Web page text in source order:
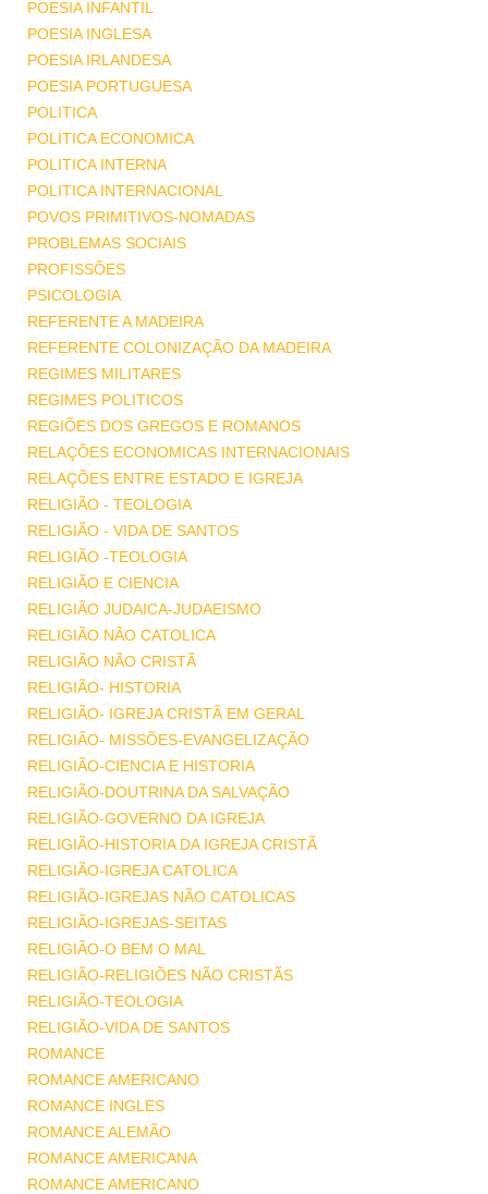
POESIA INFANTIL
POESIA INGLESA
POESIA IRLANDESA
POESIA PORTUGUESA
POLITICA
POLITICA ECONOMICA
POLITICA INTERNA
POLITICA INTERNACIONAL
POVOS PRIMITIVOS-NOMADAS
PROBLEMAS SOCIAIS
PROFISSÕES
PSICOLOGIA
REFERENTE A MADEIRA
REFERENTE COLONIZAÇÃO DA MADEIRA
REGIMES MILITARES
REGIMES POLITICOS
REGIÕES DOS GREGOS E ROMANOS
RELAÇÕES ECONOMICAS INTERNACIONAIS
RELAÇÕES ENTRE ESTADO E IGREJA
RELIGIÃO - TEOLOGIA
RELIGIÃO - VIDA DE SANTOS
RELIGIÃO -TEOLOGIA
RELIGIÃO E CIENCIA
RELIGIÃO JUDAICA-JUDAEISMO
RELIGIÃO NÃO CATOLICA
RELIGIÃO NÃO CRISTÃ
RELIGIÃO- HISTORIA
RELIGIÃO- IGREJA CRISTÃ EM GERAL
RELIGIÃO- MISSÕES-EVANGELIZAÇÃO
RELIGIÃO-CIENCIA E HISTORIA
RELIGIÃO-DOUTRINA DA SALVAÇÃO
RELIGIÃO-GOVERNO DA IGREJA
RELIGIÃO-HISTORIA DA IGREJA CRISTÃ
RELIGIÃO-IGREJA CATOLICA
RELIGIÃO-IGREJAS NÃO CATOLICAS
RELIGIÃO-IGREJAS-SEITAS
RELIGIÃO-O BEM O MAL
RELIGIÃO-RELIGIÕES NÃO CRISTÃS
RELIGIÃO-TEOLOGIA
RELIGIÃO-VIDA DE SANTOS
ROMANCE
ROMANCE AMERICANO
ROMANCE INGLES
ROMANCE ALEMÃO
ROMANCE AMERICANA
ROMANCE AMERICANO